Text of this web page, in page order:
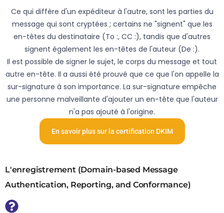
Ce qui diffère d'un expéditeur à l'autre, sont les parties du
message qui sont cryptées ; certains ne "signent" que les
en-têtes du destinataire (To :, CC :), tandis que d'autres
signent également les en-têtes de l'auteur (De :).
Il est possible de signer le sujet, le corps du message et tout
autre en-tête. Il a aussi été prouvé que ce que l'on appelle la
sur-signature à son importance. La sur-signature empêche
une personne malveillante d'ajouter un en-tête que l'auteur
n'a pas ajouté à l'origine.
En savoir plus sur la certification DKIM
L'enregistrement (Domain-based Message
Authentication, Reporting, and Conformance)